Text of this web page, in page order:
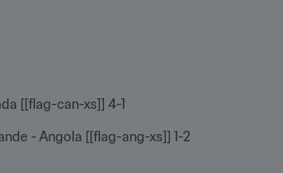
[[flag-can-xs]] 4-1
- Angola [[flag-ang-xs]] 1-2